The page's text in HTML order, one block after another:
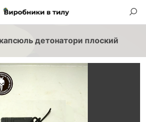
детонатори плоский